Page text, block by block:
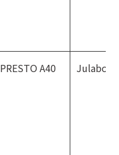
PRESTO A40 Julabo